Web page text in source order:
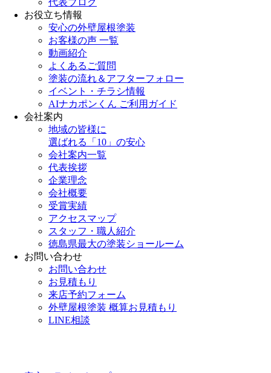
お役立ち情報
安心の外壁屋根塗装
お客様の声 一覧
動画紹介
よくあるご質問
塗装の流れ＆アフターフォロー
イベント・チラシ情報
AIナカポンくん ご利用ガイド
会社案内
地域の皆様に
選ばれる「10」の安心
会社案内一覧
代表挨拶
企業理念
会社概要
受賞実績
アクセスマップ
スタッフ・職人紹介
徳島県最大の塗装ショールーム
お問い合わせ
お問い合わせ
お見積もり
来店予約フォーム
外壁屋根塗装 概算お見積もり
LINE相談